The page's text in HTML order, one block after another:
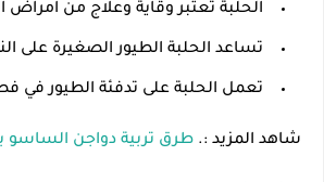
الحلبة تعتبر وقاية وعلاج من امراض
تساعد الحلبة الطيور الصغيرة على
تعمل الحلبة على تدفئة الطيور في
شاهد المزيد :. طرق تربية دواجن الساسو